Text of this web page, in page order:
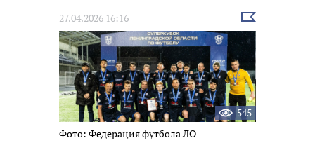
27.04.2026 16:16
Выбрать
новость
545
Фото: Федерация футбола ЛО